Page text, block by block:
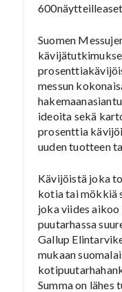
Suomen
messun
ideoita sekä
prosenttia
uuden tuotteen
Kävijöistä joka
kotia tai mökkiä
joka viides
puutarhassa
Gallup
mukaan
Summa on lähes